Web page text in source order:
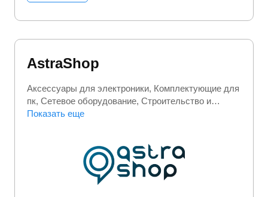
AstraShop
Аксессуары для электроники Комплектующие для
пк Сетевое оборудование Строительство и
ремонт Электроника
Показать еще